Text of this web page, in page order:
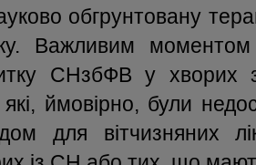
обгрунтовану
Важливим
СНзбФВ у хворих
які, ймовірно, були
для вітчизняних